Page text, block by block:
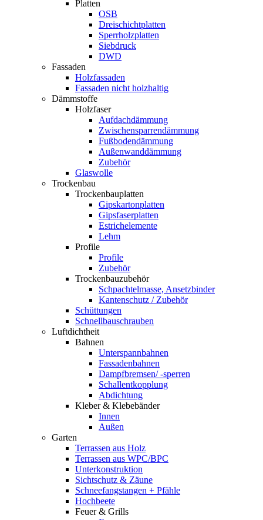
Platten
OSB
Dreischichtplatten
Sperrholzplatten
Siebdruck
DWD
Fassaden
Holzfassaden
Fassaden nicht holzhaltig
Dämmstoffe
Holzfaser
Aufdachdämmung
Zwischensparrendämmung
Fußbodendämmung
Außenwanddämmung
Zubehör
Glaswolle
Trockenbau
Trockenbauplatten
Gipskartonplatten
Gipsfaserplatten
Estrichelemente
Lehm
Profile
Profile
Zubehör
Trockenbauzubehör
Schpachtelmasse, Ansetzbinder
Kantenschutz / Zubehör
Schüttungen
Schnellbauschrauben
Luftdichtheit
Bahnen
Unterspannbahnen
Fassadenbahnen
Dampfbremsen/ -sperren
Schallentkopplung
Abdichtung
Kleber & Klebebänder
Innen
Außen
Garten
Terrassen aus Holz
Terrassen aus WPC/BPC
Unterkonstruktion
Sichtschutz & Zäune
Schneefangstangen + Pfähle
Hochbeete
Feuer & Grills